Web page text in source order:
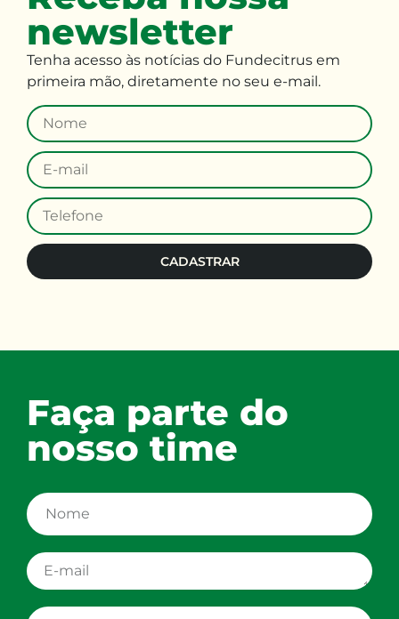
newsletter
Tenha acesso às notícias do Fundecitrus em
primeira mão, diretamente no seu e-mail.
CADASTRAR
Faça parte do
nosso time